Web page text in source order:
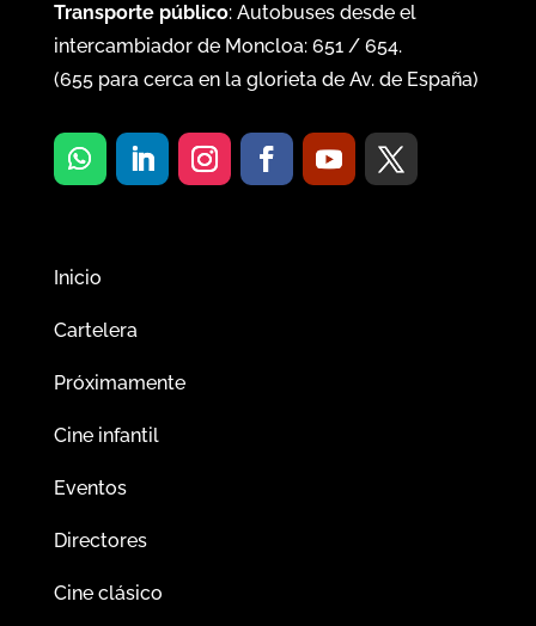
Transporte público: Autobuses desde el
intercambiador de Moncloa: 651/ 654.
(655para cerca en la glorieta de Av. de España)
Inicio
Cartelera
Próximamente
Cine infantil
Eventos
Directores
Cine clásico